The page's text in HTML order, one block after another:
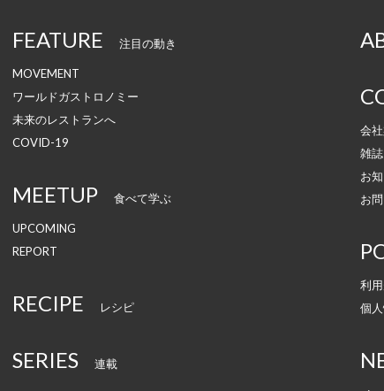
FEATURE 注目の動き
MOVEMENT
ワールドガストロノミー
未来のレストランへ
COVID-19
MEETUP 食べて学ぶ
UPCOMING
REPORT
RECIPE レシピ
SERIES 連載
会
雑誌
お
お
利
個